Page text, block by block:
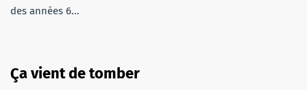
des années 6...
Ça vient de tomber